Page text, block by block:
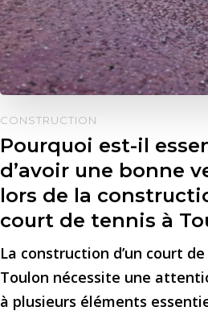
CONSTRUCTION
Pourquoi est-il
d’avoir une bonne
lors de la
court de tennis à
La construction d’un court
Toulon nécessite une
à plusieurs éléments